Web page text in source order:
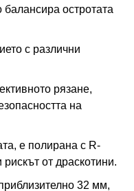
остротата
с различни
рязане,
на
е полирана с R-
от драскотини.
32 мм,